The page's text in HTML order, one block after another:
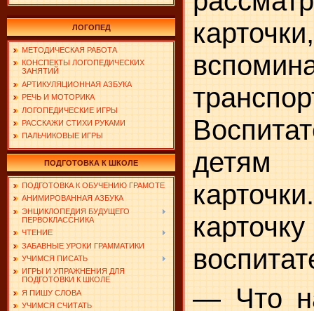
ЛОГОПЕД
МЕТОДИЧЕСКАЯ РАБОТА
КОНСПЕКТЫ ЛОГОПЕДИЧЕСКИХ
ЗАНЯТИЙ
АРТИКУЛЯЦИОННАЯ АЗБУКА
РЕЧЬ И МОТОРИКА
ЛОГОПЕДИЧЕСКИЕ ИГРЫ
РАССКАЖИ СТИХИ РУКАМИ
ПАЛЬЧИКОВЫЕ ИГРЫ
ПОДГОТОВКА К ШКОЛЕ
ПОДГОТОВКА К ОБУЧЕНИЮ ГРАМОТЕ
АНИМИРОВАННАЯ АЗБУКА
ЭНЦИКЛОПЕДИЯ БУДУЩЕГО
ПЕРВОКЛАССНИКА
ЧТЕНИЕ
ЗАБАВНЫЕ УРОКИ ГРАММАТИКИ
УЧИМСЯ ПИСАТЬ
ИГРЫ И УПРАЖНЕНИЯ ДЛЯ
ПОДГОТОВКИ К ШКОЛЕ
Я ПИШУ СЛОВА
УЧИМСЯ СЧИТАТЬ
— Что